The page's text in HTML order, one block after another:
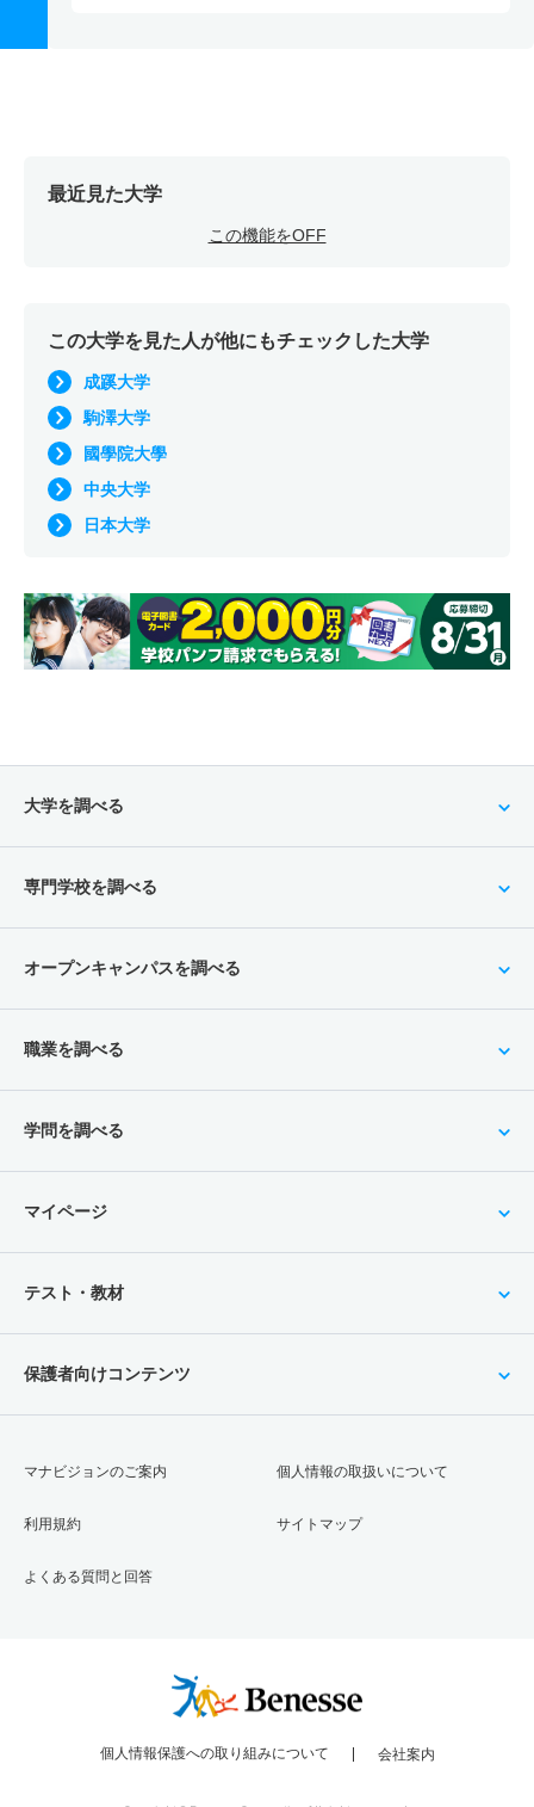
最近見た大学
この機能をOFF
この大学を見た人が他にもチェックした大学
成蹊大学
駒澤大学
國學院大學
中央大学
日本大学
大学を調べる
専門学校を調べる
オープンキャンパスを調べる
職業を調べる
学問を調べる
マイページ
テスト・教材
保護者向けコンテンツ
マナビジョンのご案内
利用規約
よくある質問と回答
個人情報の取扱いについて
サイトマップ
個人情報保護への取り組みについて 会社案内